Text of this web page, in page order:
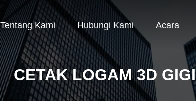
Tentang Kami Hubungi Kami Acara
CETAK LOGAM 3D GIGI